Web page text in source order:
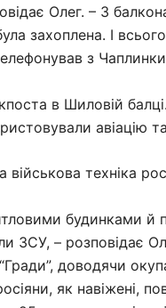
Олег. – З
захоплена. І
з
в Шиловій
авіацію
техніка
будинками й
ЗСУ, – розповідає
доводячи
як навіжені,